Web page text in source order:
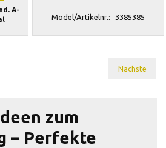
A-
Model/Artikelnr.: 3385385
Nächste
zum
– Perfekte